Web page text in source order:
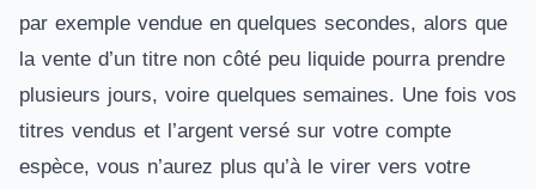
par exemple vendue en quelques secondes, alors que
la vente d’un titre non côté peu liquide pourra prendre
plusieurs jours, voire quelques semaines. Une fois vos
titres vendus et l’argent versé sur votre compte
espèce, vous n’aurez plus qu’à le virer vers votre